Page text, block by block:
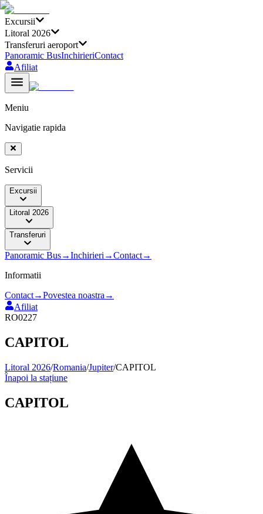
Excursii
Litoral 2026
Transferuri aeroport
Panoramic BusInchirieriContact
Afiliat
Meniu
Navigatie rapida
Servicii
Excursii
Litoral 2026
Transferuri
Panoramic Bus→Inchirieri →Contact→
Informatii
Contact→Povestea noastra →
Afiliat
RO0227
CAPITOL
Litoral 2026/Romania/Jupiter/CAPITOL
Înapoi la stațiune
CAPITOL